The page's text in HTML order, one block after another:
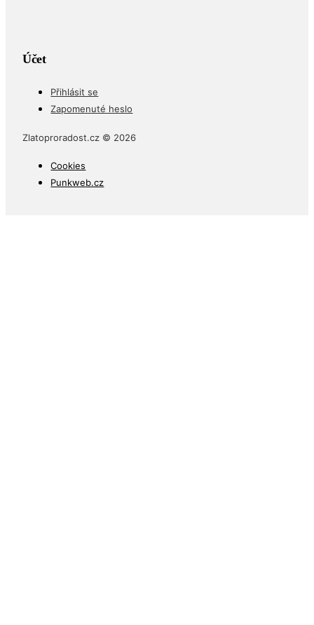
Účet
Přihlásit se
Zapomenuté heslo
Zlatoproradost.cz © 2026
Cookies
Punkweb.cz